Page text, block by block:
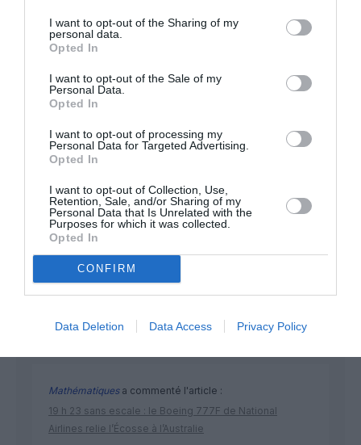
I want to opt-out of the Sharing of my
personal data.
Opted In
I want to opt-out of the Sale of my
Personal Data.
Opted In
I want to opt-out of processing my
Personal Data for Targeted Advertising.
Opted In
I want to opt-out of Collection, Use,
Retention, Sale, and/or Sharing of my
Personal Data that Is Unrelated with the
Purposes for which it was collected.
Opted In
CONFIRM
Data Deletion Data Access Privacy Policy
Appel aux lecteurs !
développement !
NOUS SOUTENIR
DERNIERS COMMENTAIRES
Mathématiquesa commenté l'article :
19 h 23 sans escale : le Boeing 777F de National
Airlines relie l’Écosse à l’Australie